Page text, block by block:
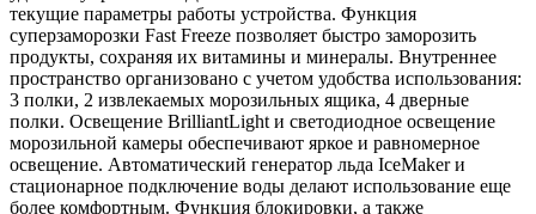
текущие параметры работы устройства. Функция
суперзаморозки Fast Freeze позволяет быстро заморозить
продукты, сохраняя их витамины и минералы. Внутреннее
пространство организовано с учетом удобства использования:
3 полки, 2 извлекаемых морозильных ящика, 4 дверные
полки. Освещение BrilliantLight и светодиодное освещение
морозильной камеры обеспечивают яркое и равномерное
освещение. Автоматический генератор льда IceMaker и
стационарное подключение воды делают использование еще
более комфортным. Функция блокировки, а также